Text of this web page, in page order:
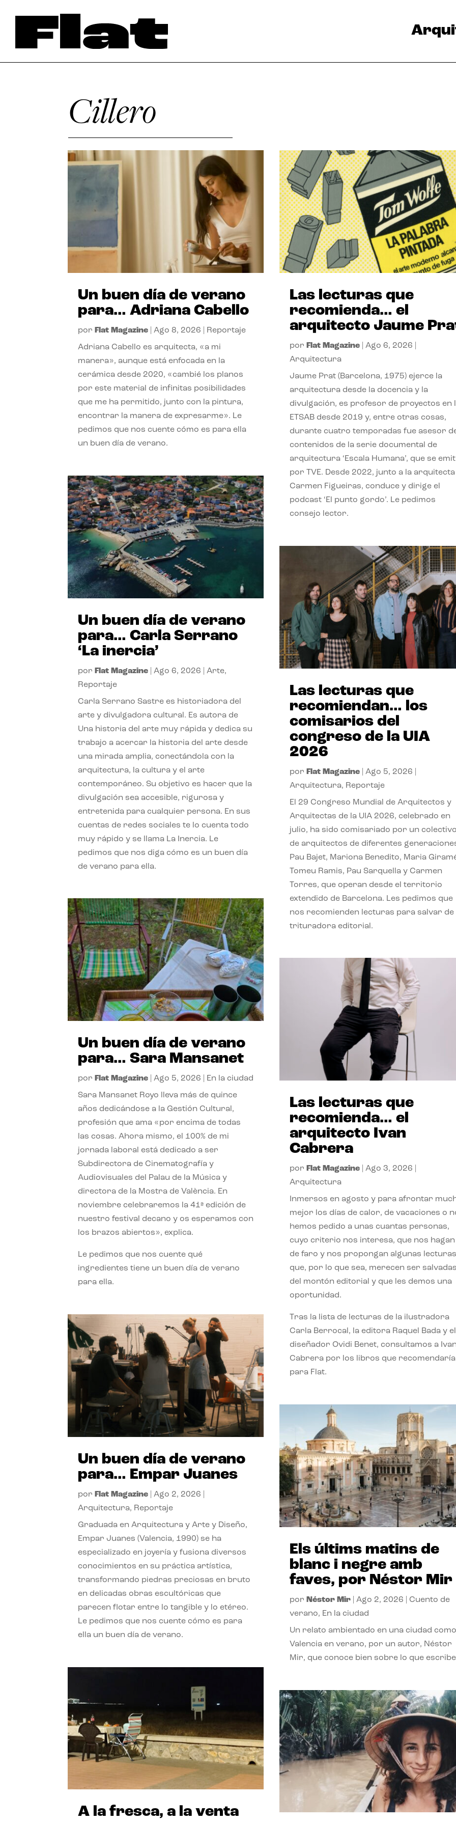
Cillero
Un buen día de verano
para… Adriana Cabello
por Flat Magazine |Ago 8, 2026 Reportaje
Adriana Cabello es arquitecta, «a mi
manera», aunque está enfocada en la
cerámica desde 2020, «cambié los planos
por este material de infinitas posibilidades
que me ha permitido, junto con la pintura,
encontrar la manera de expresarme». Le
pedimos que nos cuente cómo es para ella
un buen día de verano.
Un buen día de verano
para… Carla Serrano
‘La inercia’
por Flat Magazine |Ago 6, 2026 |Arte,
Reportaje
Carla Serrano Sastre es historiadora del
arte y divulgadora cultural. Es autora de
Una historia del arte muy rápida y dedica su
trabajo a acercar la historia del arte desde
una mirada amplia, conectándola con la
arquitectura, la cultura y el arte
contemporáneo. Su objetivo es hacer que la
divulgación sea accesible, rigurosa y
entretenida para cualquier persona. En sus
cuentas de redes sociales te lo cuenta todo
muy rápido y se llama La Inercia. Le
pedimos que nos diga cómo es un buen día
de verano para ella.
Un buen día de verano
para… Sara Mansanet
por Flat Magazine |Ago 5, 2026 En la ciudad
Sara Mansanet Royo lleva más de quince
años dedicándose a la Gestión Cultural,
profesión que ama «por encima de todas
las cosas. Ahora mismo, el 100% de mi
jornada laboral está dedicado a ser
Subdirectora de Cinematografía y
Audiovisuales del Palau de la Música y
directora de la Mostra de València. En
noviembre celebraremos la 41ª edición de
nuestro festival decano y os esperamos con
los brazos abiertos», explica.
Le pedimos que nos cuente qué
ingredientes tiene un buen día de verano
para ella.
Un buen día de verano
para… Empar Juanes
por Flat Magazine |Ago 2, 2026
Arquitectura, Reportaje
Graduada en Arquitectura y Arte y Diseño,
Empar Juanes (Valencia, 1990) se ha
especializado en joyería y fusiona diversos
conocimientos en su práctica artística,
transformando piedras preciosas en bruto
en delicadas obras escultóricas que
parecen flotar entre lo tangible y lo etéreo.
Le pedimos que nos cuente cómo es para
ella un buen día de verano.
A la fresca, a la venta
Las lecturas que
recomienda… el
arquitecto Jaume
por Flat Magazine| Ago 6, 2026
Arquitectura
Jaume Prat (Barcelona, 1975) ejerce la
arquitectura desde la docencia y la
divulgación, es profesor de proyectos en
ETSAB desde 2019 y, entre otras cosas,
durante cuatro temporadas fue asesor
contenidos de la serie documental de
arquitectura ‘Escala Humana’, que se
por TVE. Desde 2022, junto a la arquitecta
Carmen Figueiras, conduce y dirige el
podcast ‘El punto gordo’. Le pedimos
consejo lector.
Las lecturas que
recomiendan… los
comisarios del
congreso de la UIA
2026
por Flat Magazine| Ago 5, 2026
Arquitectura, Reportaje
El 29 Congreso Mundial de Arquitectos y
Arquitectas de la UIA 2026, celebrado en
julio, ha sido comisariado por un
de arquitectos de diferentes
Pau Bajet, Mariona Benedito, Maria
Tomeu Ramis, Pau Sarquella y Carmen
Torres, que operan desde el territorio
extendido de Barcelona. Les pedimos que
nos recomienden lecturas para salvar de
trituradora editorial.
Las lecturas que
recomienda… el
arquitecto Ivan
Cabrera
por Flat Magazine| Ago 3, 2026
Arquitectura
Inmersos en agosto y para afrontar
mejor los días de calor, de vacaciones o
hemos pedido a unas cuantas personas,
cuyo criterio nos interesa, que nos hagan
de faro y nos propongan algunas lecturas
que, por lo que sea, merecen ser
del montón editorial y que les demos una
oportunidad.
Tras la lista de lecturas de la ilustradora
Carla Berrocal, la editora Raquel Bada y el
diseñador Ovidi Benet, consultamos a
Cabrera por los libros que recomendaría
para Flat.
Els últims matins de
blanc i negre amb
faves, por Néstor Mir
por Néstor Mir| Ago 2, 2026
Cuento de
verano, En la ciudad
Un relato ambientado en una ciudad como
Valencia en verano, por un autor, Néstor
Mir, que conoce bien sobre lo que